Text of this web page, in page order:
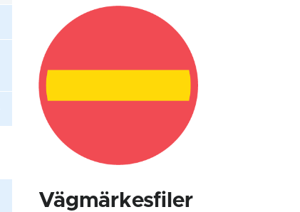
Undermeny för Förbudsmärken
Vägmärkesfiler